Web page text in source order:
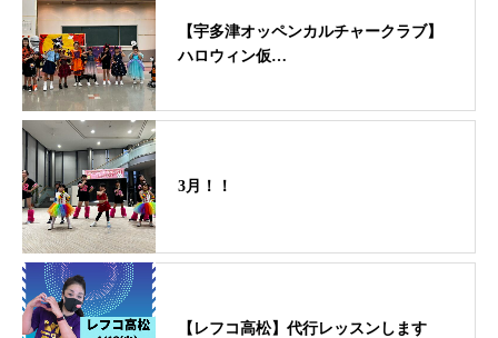
【宇多津オッペンカルチャークラブ】
ハロウィン仮…
3月！！
【レフコ高松】代行レッスンします